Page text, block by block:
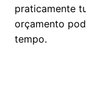
praticamente
orçamento
tempo.